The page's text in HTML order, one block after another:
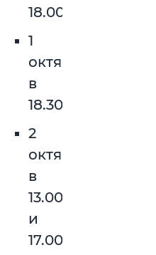
18.00
1
октября
в
18.30
2
октября
в
13.00
и
17.00